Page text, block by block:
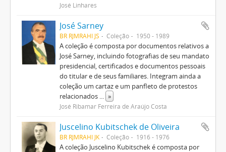
José Linhares
José Sarney
BR RJMRAHI JS Coleção 1950 - 1989
A coleção é composta por documentos relativos a
José Sarney, incluindo fotografias de seu mandato
presidencial, certificados e documentos pessoais
do titular e de seus familiares. Integram ainda a
coleção um cartaz e um panfleto de protestos
relacionados ... »
José Ribamar Ferreira de Araújo Costa
Juscelino Kubitschek de Oliveira
BR RJMRAHI JK Coleção 1916 - 1976
A coleção Juscelino Kubitschek é composta por